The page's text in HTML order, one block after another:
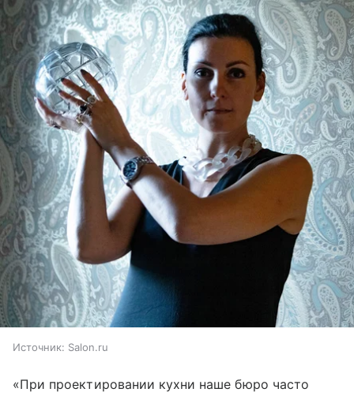
Источник: Salon.ru
«При проектировании кухни наше бюро часто